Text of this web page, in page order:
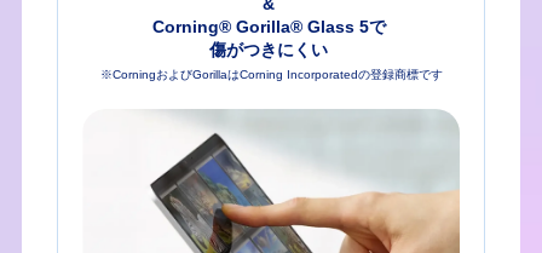
Corning® Gorilla® Glass 5で
傷がつきにくい
※CorningおよびGorillaはCorning Incorporatedの登録商標です